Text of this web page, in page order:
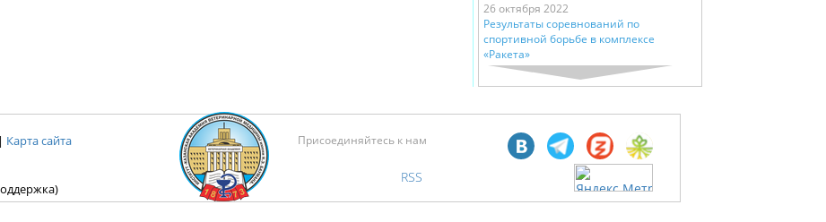
26 октября 2022
Результаты соревнований по
спортивной борьбе в комплексе
«Ракета»
| Карта сайта
Присоединяйтесь к нам
RSS